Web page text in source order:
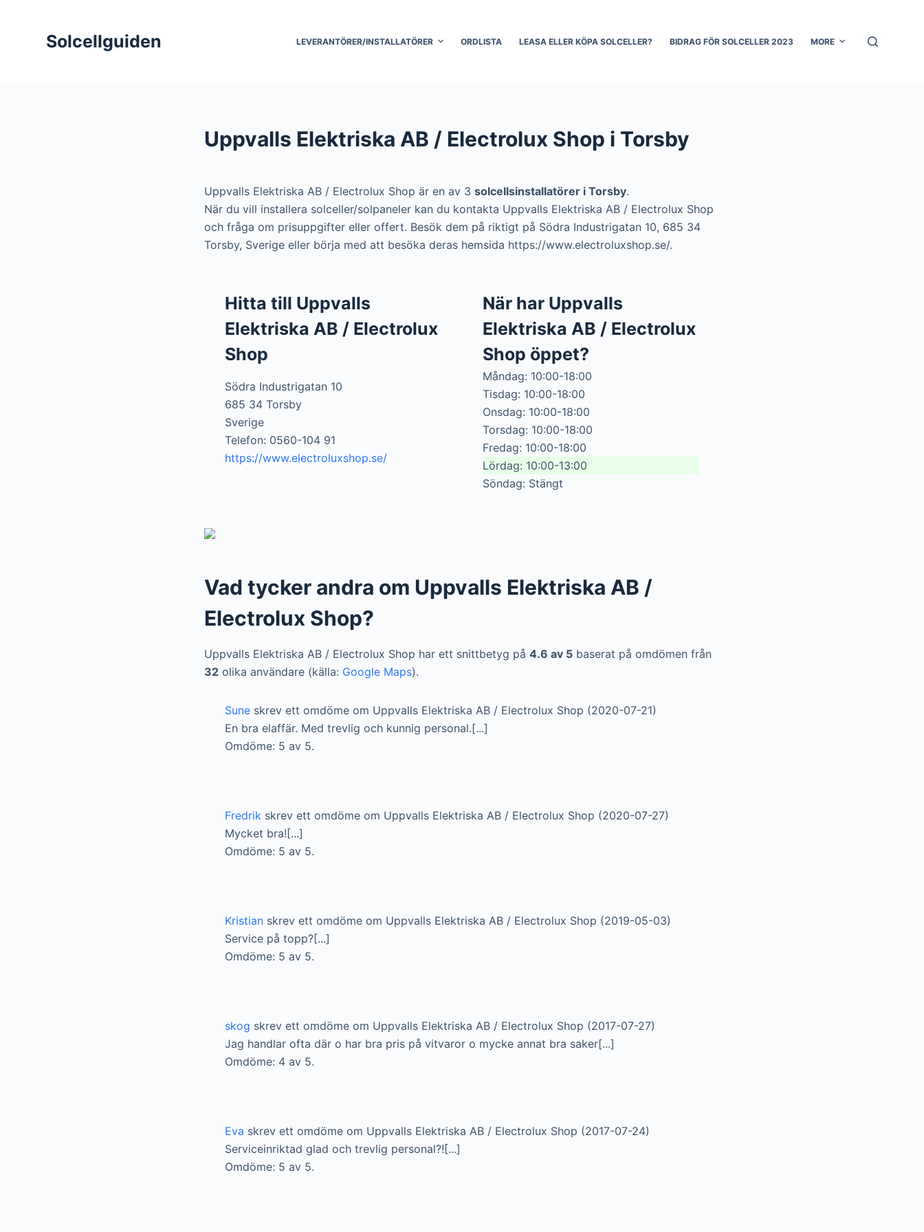
Solcellguiden LEVERANTÖRER/INSTALLATÖRER ORDLISTA LEASA ELLER KÖPA SOLCELLER? BIDRAG FÖR SOLCELLER 2023 MORE
Uppvalls Elektriska AB / Electrolux Shop i Torsby
Uppvalls Elektriska AB / Electrolux Shop är en av 3 solcellsinstallatörer i Torsby.
När du vill installera solceller/solpaneler kan du kontakta Uppvalls Elektriska AB / Electrolux Shop
och fråga om prisuppgifter eller offert. Besök dem på riktigt på Södra Industrigatan 10, 685 34
Torsby, Sverige eller börja med att besöka deras hemsida https://www.electroluxshop.se/.
Hitta till Uppvalls
Elektriska AB / Electrolux
Shop
Södra Industrigatan 10
685 34 Torsby
Sverige
Telefon: 0560-104 91
https://www.electroluxshop.se/
När har Uppvalls
Elektriska AB / Electrolux
Shop öppet?
Måndag: 10:00-18:00
Tisdag: 10:00-18:00
Onsdag: 10:00-18:00
Torsdag: 10:00-18:00
Fredag: 10:00-18:00
Lördag: 10:00-13:00
Söndag: Stängt
Vad tycker andra om Uppvalls Elektriska AB /
Electrolux Shop?
Uppvalls Elektriska AB / Electrolux Shop har ett snittbetyg på 4.6 av 5 baserat på omdömen från
32 olika användare (källa: Google Maps).
Sune skrev ett omdöme om Uppvalls Elektriska AB / Electrolux Shop (2020-07-21)
En bra elaffär. Med trevlig och kunnig personal.[...]
Omdöme: 5 av 5.
Fredrik skrev ett omdöme om Uppvalls Elektriska AB / Electrolux Shop (2020-07-27)
Mycket bra![...]
Omdöme: 5 av 5.
Kristian skrev ett omdöme om Uppvalls Elektriska AB / Electrolux Shop (2019-05-03)
Service på topp?[...]
Omdöme: 5 av 5.
skog skrev ett omdöme om Uppvalls Elektriska AB / Electrolux Shop (2017-07-27)
Jag handlar ofta där o har bra pris på vitvaror o mycke annat bra saker[...]
Omdöme: 4 av 5.
Eva skrev ett omdöme om Uppvalls Elektriska AB / Electrolux Shop (2017-07-24)
Serviceinriktad glad och trevlig personal?![...]
Omdöme: 5 av 5.